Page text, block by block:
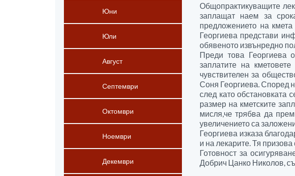
Юни
Юли
Август
Септември
Октомври
Ноември
Декември
Общопрактикуващите
заплащат наем за
предложението на
Георгиева представи
обявеното извънредно
Преди това Георгиева
заплатите на
чувствителен за
Соня Георгиева. Според
след като обстановката
размер на кметските
мисля,че трябва да
увеличението са
Георгиева изказа
и на лекарите. Тя
Готовност за
Добрич Цанко Николов,